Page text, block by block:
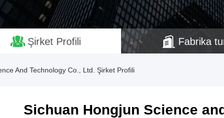
Şirket Profili Fabrika
And Technology Co., Ltd. Şirket Profili
Sichuan Hongjun Science